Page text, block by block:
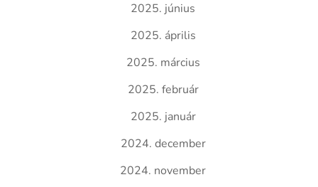
2025. június
2025. április
2025. március
2025. február
2025. január
2024. december
2024. november